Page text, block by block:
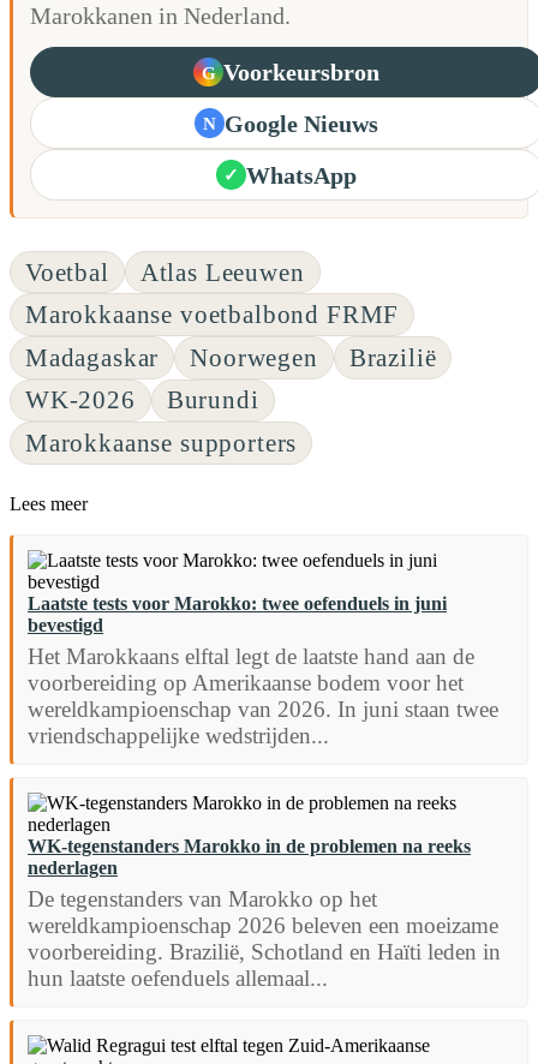
Marokkanen in Nederland.
G Voorkeursbron
N Google Nieuws
✓ WhatsApp
Voetbal
Atlas Leeuwen
Marokkaanse voetbalbond FRMF
Madagaskar
Noorwegen
Brazilië
WK-2026
Burundi
Marokkaanse supporters
Lees meer
Laatste tests voor Marokko: twee oefenduels in juni
bevestigd
Het Marokkaans elftal legt de laatste hand aan de
voorbereiding op Amerikaanse bodem voor het
wereldkampioenschap van 2026. In juni staan twee
vriendschappelijke wedstrijden...
WK-tegenstanders Marokko in de problemen na reeks
nederlagen
De tegenstanders van Marokko op het
wereldkampioenschap 2026 beleven een moeizame
voorbereiding. Brazilië, Schotland en Haïti leden in
hun laatste oefenduels allemaal...